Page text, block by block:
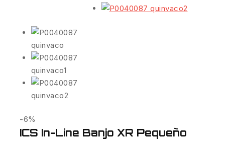
-6%
ICS In-Line Banjo XR Pequeño